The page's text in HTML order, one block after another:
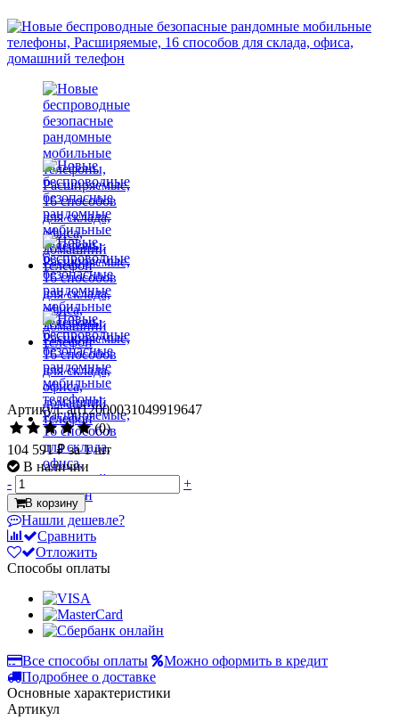
Артикул: art12000031049919647
(0)
104 591 ₽за 1 шт
В наличии
-
+
В корзину
Нашли дешевле?
Сравнить
Отложить
Способы оплаты
Все способы оплаты
Можно оформить в кредит
Подробнее о доставке
Основные характеристики
Артикул